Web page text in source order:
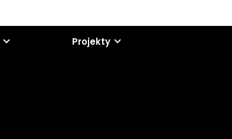
Projekty